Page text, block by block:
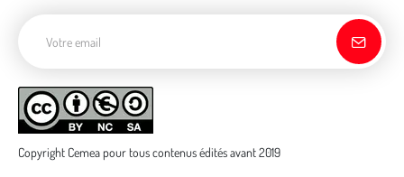
Copyright Cemea pour tous contenus édités avant 2019